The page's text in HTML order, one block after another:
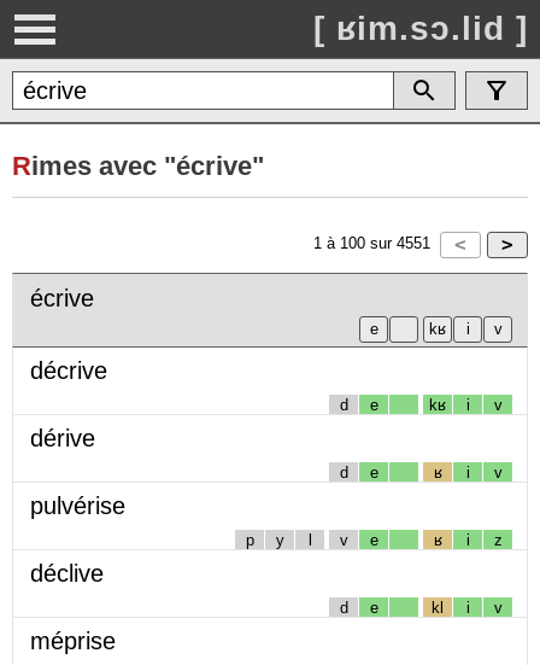
[ ʁim.sɔ.lid ]
Rimes avec "écrive"
1 à 100 sur 4551
écrive
décrive
d e kʁ i v
dérive
d e ʁ i v
pulvérise
p y l v e ʁ i z
déclive
d e kl i v
méprise